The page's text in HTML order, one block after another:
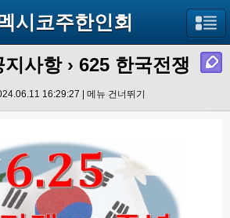
시코주한인회
지사항› 625 한국전쟁
16:29:27 | 메뉴 건너뛰기